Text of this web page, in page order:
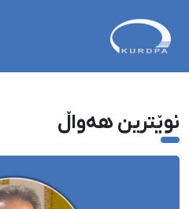
نوێترین هەواڵ